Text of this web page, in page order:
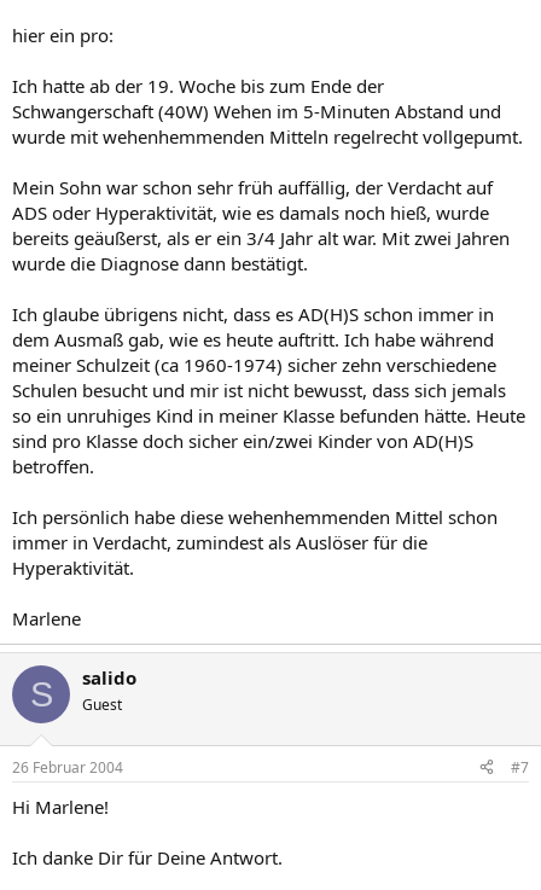
hier ein pro:
Ich hatte ab der 19. Woche bis zum Ende der
Schwangerschaft (40W) Wehen im 5-Minuten Abstand und
wurde mit wehenhemmenden Mitteln regelrecht vollgepumt.
Mein Sohn war schon sehr früh auffällig, der Verdacht auf
ADS oder Hyperaktivität, wie es damals noch hieß, wurde
bereits geäußerst, als er ein 3/4 Jahr alt war. Mit zwei Jahren
wurde die Diagnose dann bestätigt.
Ich glaube übrigens nicht, dass es AD(H)S schon immer in
dem Ausmaß gab, wie es heute auftritt. Ich habe während
meiner Schulzeit (ca 1960-1974) sicher zehn verschiedene
Schulen besucht und mir ist nicht bewusst, dass sich jemals
so ein unruhiges Kind in meiner Klasse befunden hätte. Heute
sind pro Klasse doch sicher ein/zwei Kinder von AD(H)S
betroffen.
Ich persönlich habe diese wehenhemmenden Mittel schon
immer in Verdacht, zumindest als Auslöser für die
Hyperaktivität.
Marlene
S salido
Guest
26 Februar 2004 #7
Hi Marlene!
Ich danke Dir für Deine Antwort.